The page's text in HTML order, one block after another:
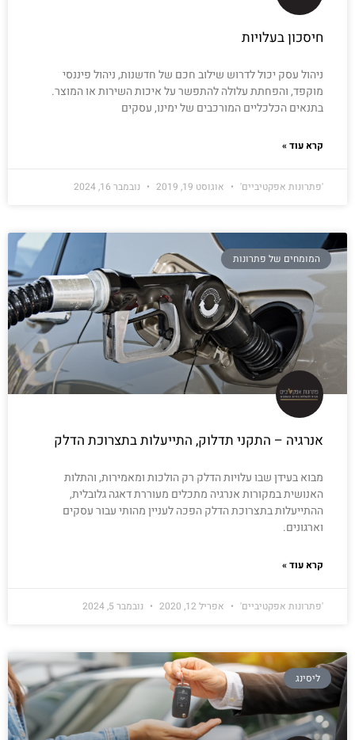
חיסכון בעלויות
ניהול עסק יכול לדרוש שילוב חכם של חדשנות, ניהול פיננסי
מוקפד, והפחתת עלולה להתפשר על איכות השירות או המוצר.
בתנאים הכלכליים המורכבים של ימינו, עסקים
קרא עוד »
'פתרונות אפקטיביים' אוגוסט 19, 2019 נובמבר 16, 2024
המומחים של פתרונות
אנרגיה – התקני תדלוק, התייעלות בתצרוכת הדלק
מבוא בעידן שבו עלויות הדלק רק הולכות ומאמירות, והתלות
האנושית במקורות אנרגיה מתכלים מעוררת דאגה גלובלית,
ההתייעלות בתצרוכת הדלק הפכה לעניין מהותי עבור עסקים
וארגונים.
קרא עוד »
'פתרונות אפקטיביים' אפריל 12, 2020 נובמבר 5, 2024
ליסינג